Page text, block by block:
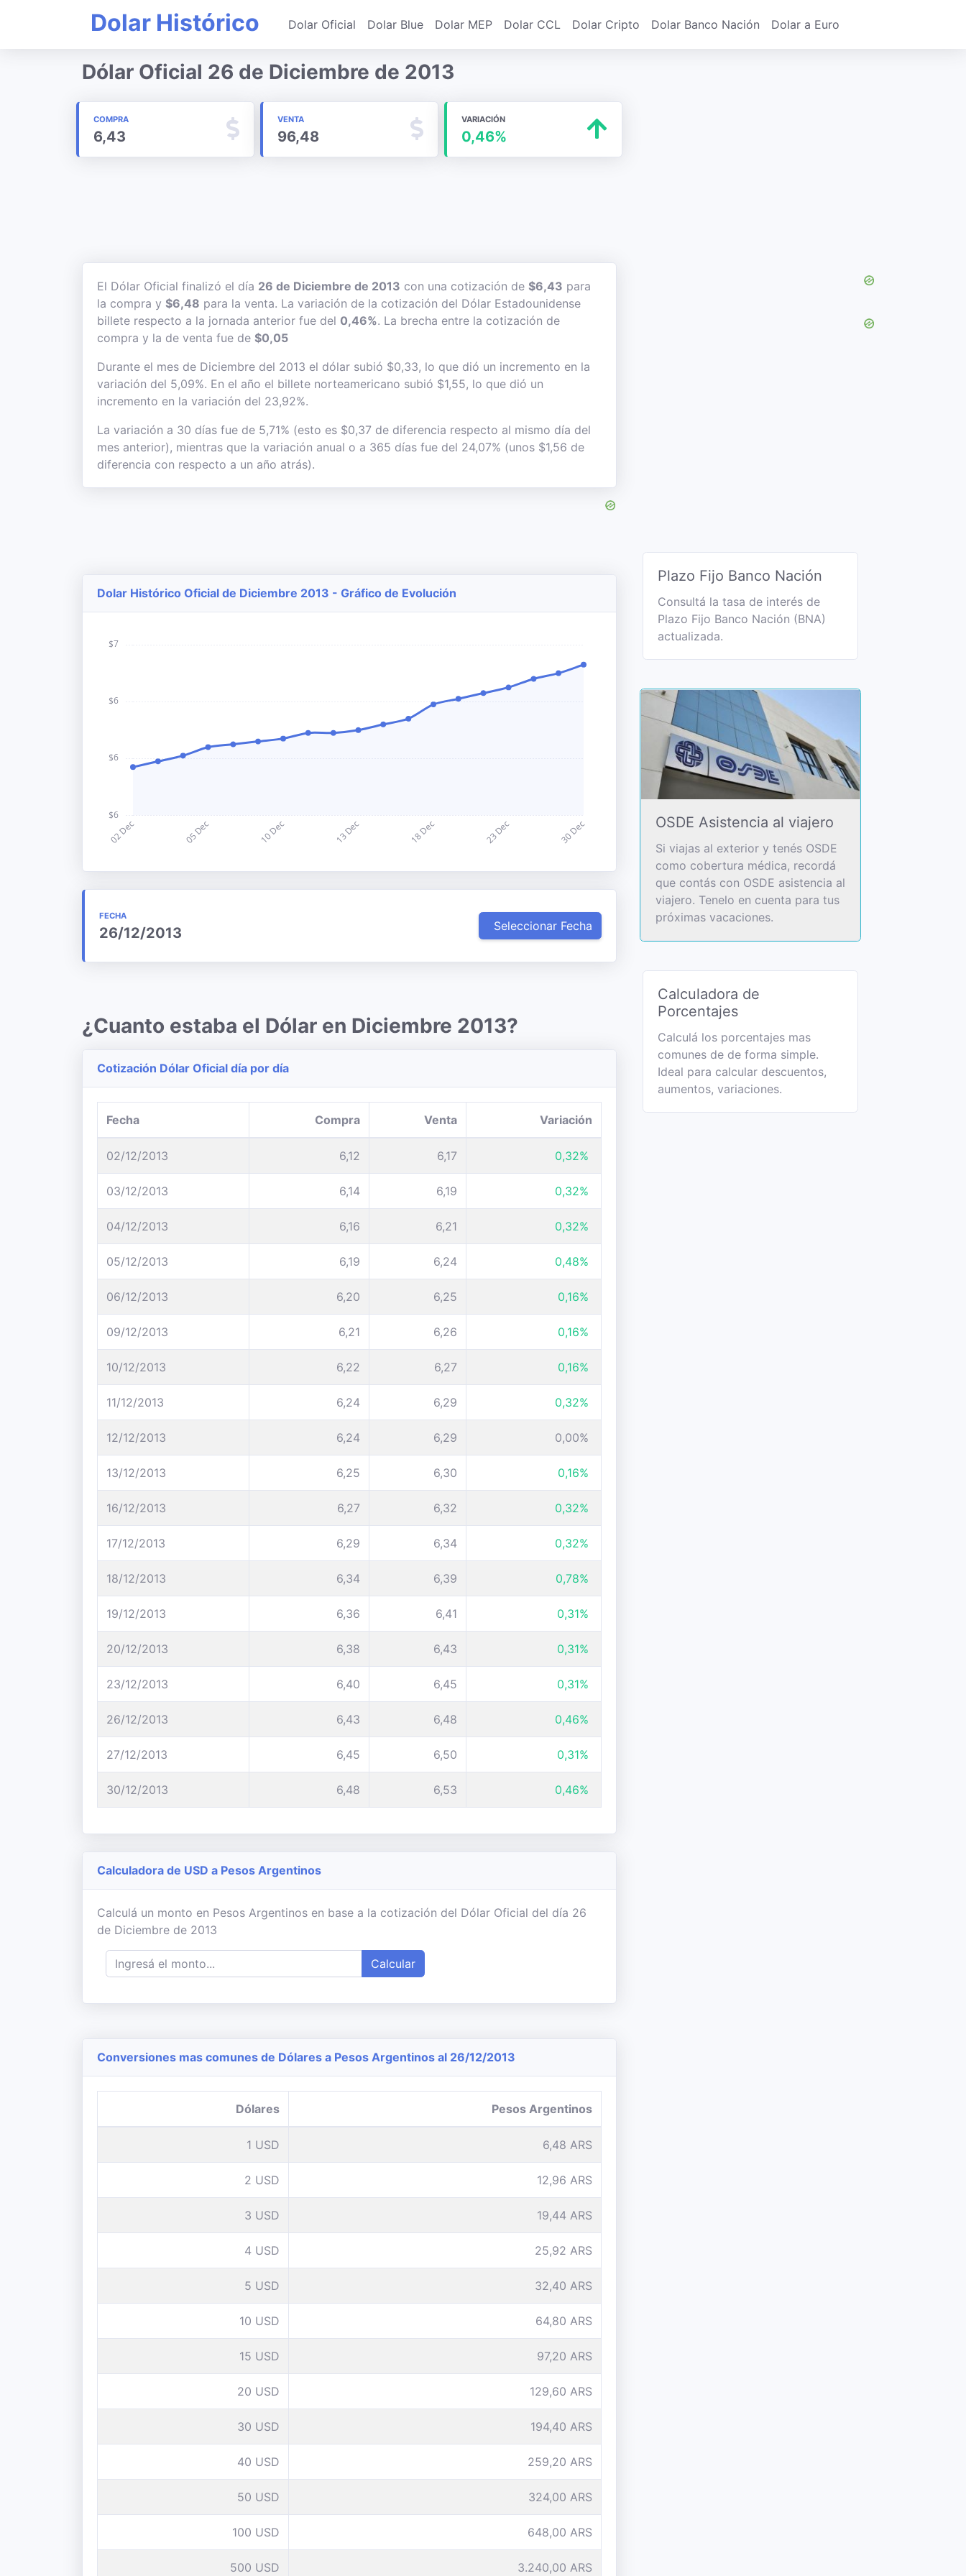
Dolar Histórico Dolar Oficial Dolar Blue Dolar MEP Dolar CCL Dolar Cripto Dolar Banco Nación Dolar a Euro
Dólar Oficial 26 de Diciembre de 2013
COMPRA
6,43
VENTA
96,48
VARIACIÓN
0,46%
El Dólar Oficial finalizó el día 26 de Diciembre de 2013 con una cotización de $6,43 para
la compra y $6,48 para la venta. La variación de la cotización del Dólar Estadounidense
billete respecto a la jornada anterior fue del 0,46%. La brecha entre la cotización de
compra y la de venta fue de $0,05
Durante el mes de Diciembre del 2013 el dólar subió $0,33, lo que dió un incremento en la
variación del 5,09%. En el año el billete norteamericano subió $1,55, lo que dió un
incremento en la variación del 23,92%.
La variación a 30 días fue de 5,71% (esto es $0,37 de diferencia respecto al mismo día del
mes anterior), mientras que la variación anual o a 365 días fue del 24,07% (unos $1,56 de
diferencia con respecto a un año atrás).
Dolar Histórico Oficial de Diciembre 2013 - Gráfico de Evolución
FECHA
26/12/2013 Seleccionar Fecha
¿Cuanto estaba el Dólar en Diciembre 2013?
Cotización Dólar Oficial día por día
Fecha Compra Venta Variación
02/12/2013 6,12 6,17 0,32%
03/12/2013 6,14 6,19 0,32%
04/12/2013 6,16 6,21 0,32%
05/12/2013 6,19 6,24 0,48%
06/12/2013 6,20 6,25 0,16%
09/12/2013 6,21 6,26 0,16%
10/12/2013 6,22 6,27 0,16%
11/12/2013 6,24 6,29 0,32%
12/12/2013 6,24 6,29 0,00%
13/12/2013 6,25 6,30 0,16%
16/12/2013 6,27 6,32 0,32%
17/12/2013 6,29 6,34 0,32%
18/12/2013 6,34 6,39 0,78%
19/12/2013 6,36 6,41 0,31%
20/12/2013 6,38 6,43 0,31%
23/12/2013 6,40 6,45 0,31%
26/12/2013 6,43 6,48 0,46%
27/12/2013 6,45 6,50 0,31%
30/12/2013 6,48 6,53 0,46%
Calculadora de USD a Pesos Argentinos
Calculá un monto en Pesos Argentinos en base a la cotización del Dólar Oficial del día 26
de Diciembre de 2013
Calcular
Conversiones mas comunes de Dólares a Pesos Argentinos al 26/12/2013
Dólares Pesos Argentinos
1 USD 6,48 ARS
2 USD 12,96 ARS
3 USD 19,44 ARS
4 USD 25,92 ARS
5 USD 32,40 ARS
10 USD 64,80 ARS
15 USD 97,20 ARS
20 USD 129,60 ARS
30 USD 194,40 ARS
40 USD 259,20 ARS
50 USD 324,00 ARS
100 USD 648,00 ARS
500 USD 3.240,00 ARS
Plazo Fijo Banco Nación
Consultá la tasa de interés de
Plazo Fijo Banco Nación (BNA)
actualizada.
OSDE Asistencia al viajero
Si viajas al exterior y tenés OSDE
como cobertura médica, recordá
que contás con OSDE asistencia al
viajero. Tenelo en cuenta para tus
próximas vacaciones.
Calculadora de
Porcentajes
Calculá los porcentajes mas
comunes de de forma simple.
Ideal para calcular descuentos,
aumentos, variaciones.